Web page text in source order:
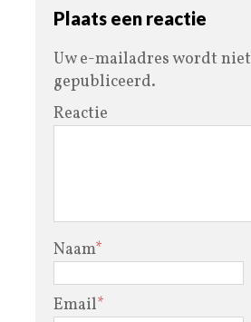
Plaats een reactie
Uw e-mailadres wordt niet
gepubliceerd.
Reactie
Naam*
Email*